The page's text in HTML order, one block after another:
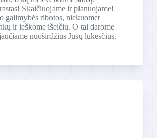
Skaičiuojame ir planuojame!
galimybės ribotos, niekuomet
ir ieškome išeičių. O tai darome
nuoširdžius Jūsų lūkesčius.